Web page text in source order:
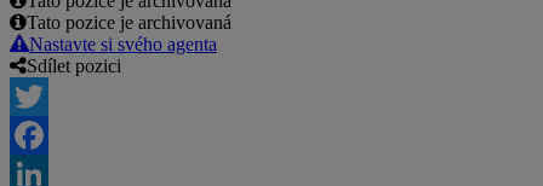
Tato pozice je archivovaná
Nastavte si svého agenta
Sdílet pozici
Twitter
Facebook